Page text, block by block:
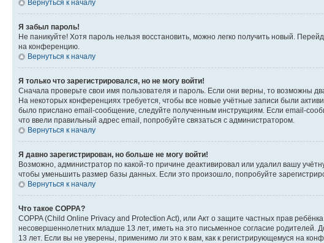
Вернуться к началу
Я забыл пароль!
Не паникуйте! Хотя пароль нельзя восстановить, можно легко получить новый.
на конференцию.
Вернуться к началу
Я только что зарегистрировался, но не могу войти!
Сначала проверьте свои имя пользователя и пароль. Если они верны, то возможны
На некоторых конференциях требуется, чтобы все новые учётные записи были
было прислано email-сообщение, следуйте полученным инструкциям. Если email-
что ввели правильный адрес email, попробуйте связаться с администратором.
Вернуться к началу
Я давно зарегистрирован, но больше не могу войти!
Возможно, администратор по какой-то причине деактивировал или удалил вашу
чтобы уменьшить размер базы данных. Если это произошло, попробуйте
Вернуться к началу
Что такое COPPA?
COPPA (Child Online Privacy and Protection Act), или Акт о защите частных прав
несовершеннолетних младше 13 лет, иметь на это письменное согласие
13 лет. Если вы не уверены, применимо ли это к вам, как к регистрирующемуся на